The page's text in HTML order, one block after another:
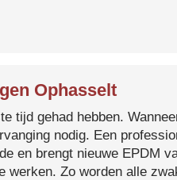
Ophasselt
tijd gehad hebben.
nodig. Een
en brengt nieuwe EPDM
werken. Zo worden alle